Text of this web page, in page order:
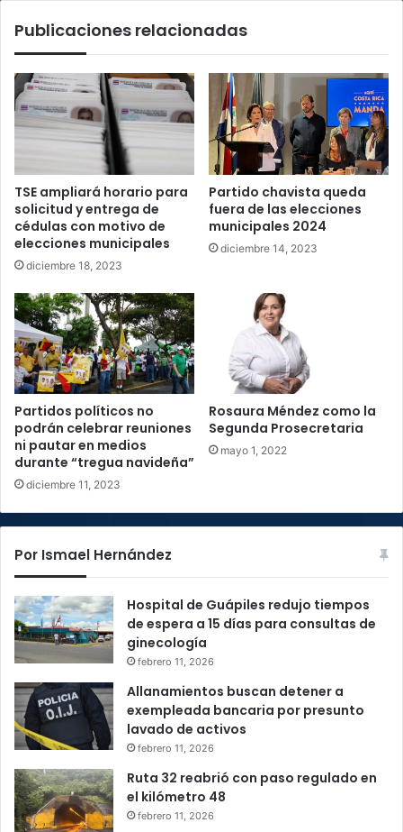
Publicaciones relacionadas
TSE ampliará horario para
solicitud y entrega de
cédulas con motivo de
elecciones municipales
diciembre 18, 2023
Partido chavista queda
fuera de las elecciones
municipales 2024
diciembre 14, 2023
Partidos políticos no
podrán celebrar reuniones
ni pautar en medios
durante “tregua navideña”
diciembre 11, 2023
Rosaura Méndez como la
Segunda Prosecretaria
mayo 1, 2022
Por Ismael Hernández
Hospital de Guápiles redujo tiempos
de espera a 15 días para consultas de
ginecología
febrero 11, 2026
Allanamientos buscan detener a
exempleada bancaria por presunto
lavado de activos
febrero 11, 2026
Ruta 32 reabrió con paso regulado en
el kilómetro 48
febrero 11, 2026